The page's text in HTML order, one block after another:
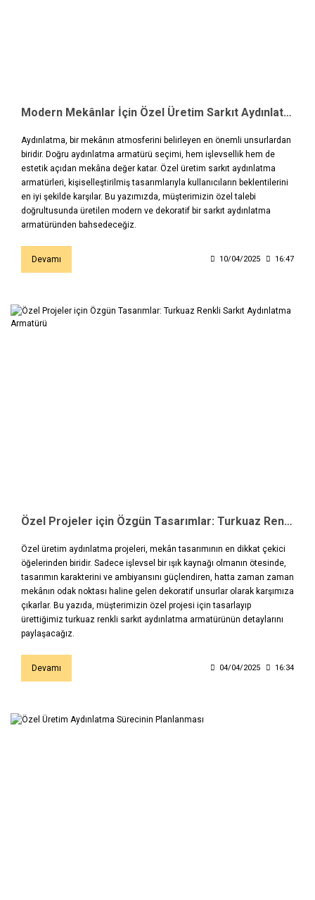
Modern Mekânlar İçin Özel Üretim Sarkıt Aydınlatma Armatürü
Aydınlatma, bir mekânın atmosferini belirleyen en önemli unsurlardan
biridir. Doğru aydınlatma armatürü seçimi, hem işlevsellik hem de
estetik açıdan mekâna değer katar. Özel üretim sarkıt aydınlatma
armatürleri, kişiselleştirilmiş tasarımlarıyla kullanıcıların beklentilerini
en iyi şekilde karşılar. Bu yazımızda, müşterimizin özel talebi
doğrultusunda üretilen modern ve dekoratif bir sarkıt aydınlatma
armatüründen bahsedeceğiz.
Devamı 10/04/2025 16:47
Özel Projeler için Özgün Tasarımlar: Turkuaz Renkli Sarkıt Aydınlatma Armatürü
Özel üretim aydınlatma projeleri, mekân tasarımının en dikkat çekici
öğelerinden biridir. Sadece işlevsel bir ışık kaynağı olmanın ötesinde,
tasarımın karakterini ve ambiyansını güçlendiren, hatta zaman zaman
mekânın odak noktası haline gelen dekoratif unsurlar olarak karşımıza
çıkarlar. Bu yazıda, müşterimizin özel projesi için tasarlayıp
ürettiğimiz turkuaz renkli sarkıt aydınlatma armatürünün detaylarını
paylaşacağız.
Devamı 04/04/2025 16:34